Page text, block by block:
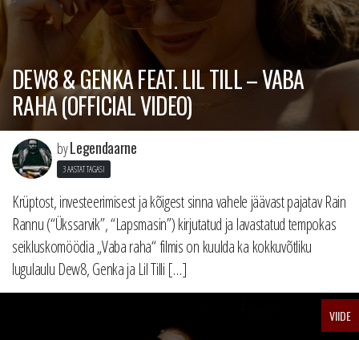
DEW8 & GENKA FEAT. LIL TILL – VABA
RAHA (OFFICIAL VIDEO)
byLegendaarne
3 AASTAT TAGASI
Krüptost, investeerimisest ja kõigest sinna vahele jäävast pajatav Rain
Rannu (“Ükssarvik”, “Lapsmasin”) kirjutatud ja lavastatud tempokas
seikluskomöödia „Vaba raha“ filmis on kuulda ka kokkuvõtliku
lugulaulu Dew8, Genka ja Lil Tilli […]
VIIDE